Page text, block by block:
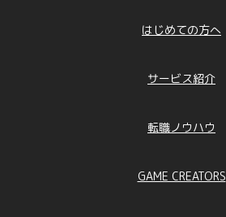
はじめての方へ
サービス紹介
転職ノウハウ
GAME CREATORS